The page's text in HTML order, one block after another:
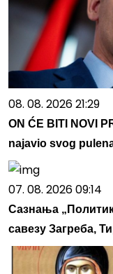
08. 08. 2026 21:29
ON ĆE BITI NOVI
najavio svog
07. 08. 2026 09:14
Сазнања
савезу Загреба,